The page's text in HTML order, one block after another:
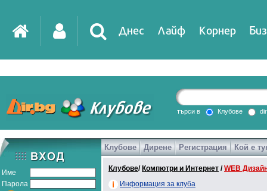
Днес Лайф Корнер
DirTV Impressio
Games
търси в Клубове
Име
Парола
Клубове Дирене Регистрация Кой е
Клубове/ Компютри и Интернет /WEB
Информация за клуба